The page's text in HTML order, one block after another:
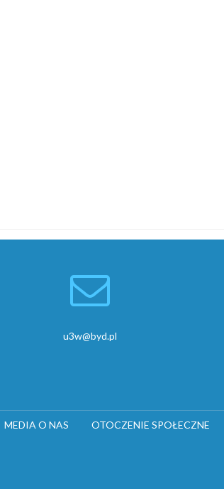
u3w@byd.pl
MEDIA O NAS OTOCZENIE SPOŁECZNE